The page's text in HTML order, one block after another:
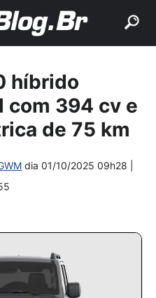
híbrido
com 394 cv e
de 75 km
dia01/10/2025 09h28